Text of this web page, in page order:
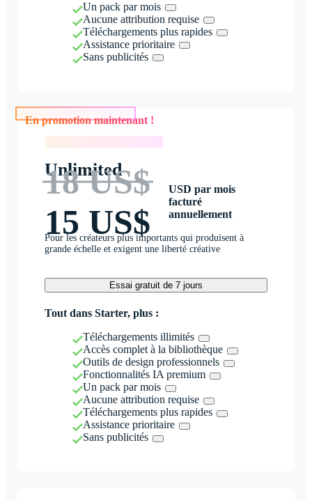
Un pack par mois
Aucune attribution requise
Téléchargements plus rapides
Assistance prioritaire
Sans publicités
En promotion maintenant !
Unlimited
18 US$
15 US$
USD par mois
facturé
annuellement
Pour les créateurs plus importants qui produisent à
grande échelle et exigent une liberté créative
Essai gratuit de 7 jours
Tout dans Starter, plus :
Téléchargements illimités
Accès complet à la bibliothèque
Outils de design professionnels
Fonctionnalités IA premium
Un pack par mois
Aucune attribution requise
Téléchargements plus rapides
Assistance prioritaire
Sans publicités